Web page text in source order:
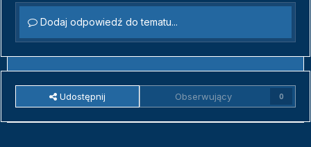
Dodaj odpowiedź do tematu...
Udostępnij Obserwujący 0